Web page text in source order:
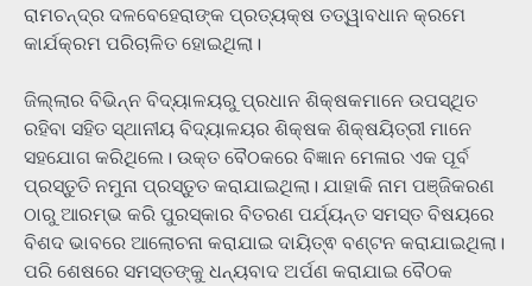
ରାମଚନ୍ଦ୍ର ଦଳବେହେରାଙ୍କ ପ୍ରତ୍ୟକ୍ଷ ତତ୍ୱାବଧାନ କ୍ରମେ
କାର୍ଯକ୍ରମ ପରିଚାଳିତ ହୋଇଥିଲା।
ଜିଲ୍ଲାର ବିଭିନ୍ନ ବିଦ୍ୟାଳୟରୁ ପ୍ରଧାନ ଶିକ୍ଷକମାନେ ଉପସ୍ଥିତ
ରହିବା ସହିତ ସ୍ଥାନୀୟ ବିଦ୍ୟାଳୟର ଶିକ୍ଷକ ଶିକ୍ଷୟିତ୍ରୀ ମାନେ
ସହଯୋଗ କରିଥିଲେ। ଉକ୍ତ ବୈଠକରେ ବିଜ୍ଞାନ ମେଳାର ଏକ ପୂର୍ବ
ପ୍ରସ୍ତୁତି ନମୁନା ପ୍ରସ୍ତୁତ କରାଯାଇଥିଲା। ଯାହାକି ନାମ ପଞ୍ଜିକରଣ
ଠାରୁ ଆରମ୍ଭ କରି ପୁରସ୍କାର ବିତରଣ ପର୍ଯ୍ୟନ୍ତ ସମସ୍ତ ବିଷୟରେ
ବିଶଦ ଭାବରେ ଆଲୋଚନା କରାଯାଇ ଦାୟିତ୍ଵ ବଣ୍ଟନ କରାଯାଇଥିଲା।
ପରି ଶେଷରେ ସମସ୍ତଙ୍କୁ ଧନ୍ୟବାଦ ଅର୍ପଣ କରାଯାଇ ବୈଠକ